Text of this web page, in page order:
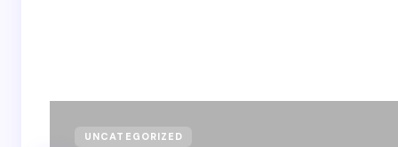
UNCATEGORIZED